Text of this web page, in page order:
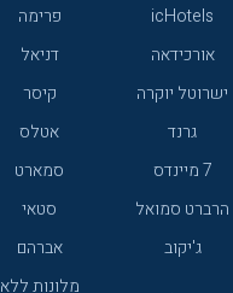
icHotels
פרימה
אורכידאה
דניאל
ישרוטל יוקרה
קיסר
גרנד
אטלס
7 מיינדס
סמארט
הרברט סמואל
סטאי
ג'יקוב
אברהם
מלונות ללא